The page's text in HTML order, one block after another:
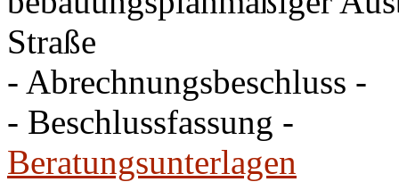
Straße
- Abrechnungsbeschluss -
- Beschlussfassung -
Beratungsunterlagen